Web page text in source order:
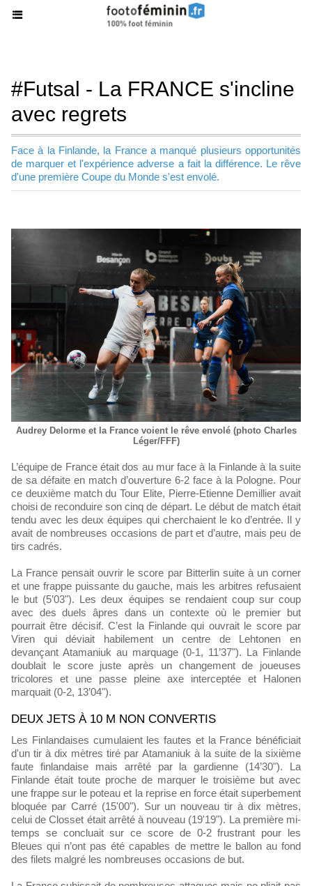
#Futsal - La FRANCE s'incline
avec regrets
Face à la Finlande, la France a manqué plusieurs opportunités
de marquer et l'expérience adverse a fait la différence. Le rêve
d'une première Coupe du Monde s'est envolé.
Audrey Delorme et la France voient le rêve envolé (photo Charles
Léger/FFF)
L’équipe de France était dos au mur face à la Finlande à la suite
de sa défaite en match d’ouverture 6-2 face à la Pologne. Pour
ce deuxième match du Tour Elite, Pierre-Etienne Demillier avait
choisi de reconduire son cinq de départ. Le début de match était
tendu avec les deux équipes qui cherchaient le ko d’entrée. Il y
avait de nombreuses occasions de part et d’autre, mais peu de
tirs cadrés.
La France pensait ouvrir le score par Bitterlin suite à un corner
et une frappe puissante du gauche, mais les arbitres refusaient
le but (5’03"). Les deux équipes se rendaient coup sur coup
avec des duels âpres dans un contexte où le premier but
pourrait être décisif. C’est la Finlande qui ouvrait le score par
Viren qui déviait habilement un centre de Lehtonen en
devançant Atamaniuk au marquage (0-1, 11’37"). La Finlande
doublait le score juste après un changement de joueuses
tricolores et une passe pleine axe interceptée et Halonen
marquait (0-2, 13’04").
DEUX JETS À 10 M NON CONVERTIS
Les Finlandaises cumulaient les fautes et la France bénéficiait
d'un tir à dix mètres tiré par Atamaniuk à la suite de la sixième
faute finlandaise mais arrêté par la gardienne (14’30"). La
Finlande était toute proche de marquer le troisième but avec
une frappe sur le poteau et la reprise en force était superbement
bloquée par Carré (15'00"). Sur un nouveau tir à dix mètres,
celui de Closset était arrêté à nouveau (19'19"). La première mi-
temps se concluait sur ce score de 0-2 frustrant pour les
Bleues qui n’ont pas été capables de mettre le ballon au fond
des filets malgré les nombreuses occasions de but.